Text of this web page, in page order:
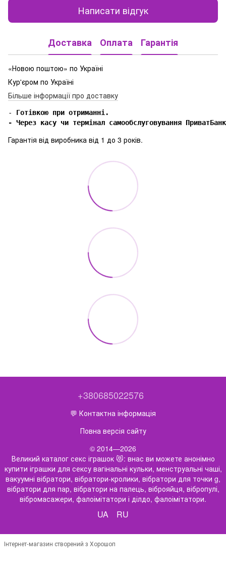
Написати відгук
Доставка Оплата Гарантія
«Новою поштою» по Україні
Кур'єром по Україні
Більше інформації про доставку
-
Готівкою при отриманні.
- Через касу чи термінал самообслуговування ПриватБанк
Гарантія від виробника від 1 до 3 років.
+380685022576
💬 Контактна інформація
Повна версія сайту
© 2014—2026
Великий каталог секс іграшок 😻: внас ви можете анонімно
купити іграшки для сексу вагінальні кульки, менструальні чаші,
вакуумні вібратори, вібратори-кролики, вібратори для точки g,
вібратори для пар, вібратори на палець, віброяйця, вібропулі,
вібромасажери, фалоімітатори і ділдо, фалоімітатори.
UA RU
Інтернет-магазин створений з Хорошоп